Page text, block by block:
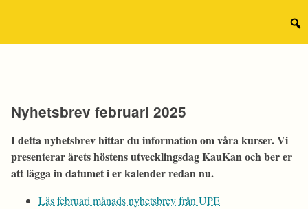
Nyhetsbrev februari 2025
I detta nyhetsbrev hittar du information om våra kurser. Vi
presenterar årets höstens utvecklingsdag KauKan och ber er
att lägga in datumet i er kalender redan nu.
Läs februari månads nyhetsbrev från UPE